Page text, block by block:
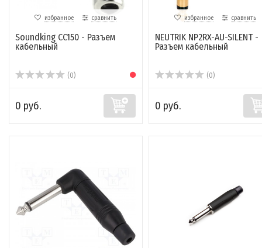
избранное сравнить
Soundking CC150 - Разъем
кабельный
(0)
0 руб.
избранное сравнить
NEUTRIK NP2RX-AU-SILENT -
Разъем кабельный
(0)
0 руб.